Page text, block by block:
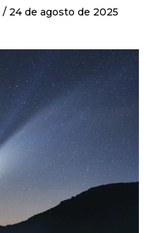
/ 24 de agosto de 2025